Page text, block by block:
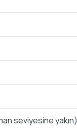
seviyesine yakın)